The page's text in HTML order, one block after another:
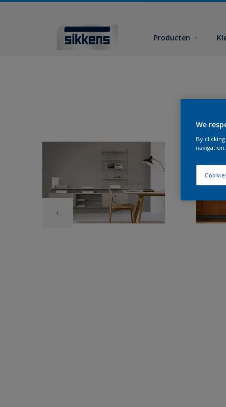
Producten
We
By